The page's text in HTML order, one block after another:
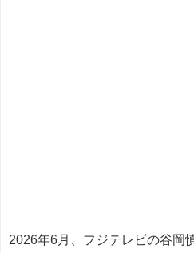
2026年6月、フジテレビの谷岡